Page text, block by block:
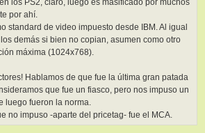
los PS2, claro, luego es masificado por muchos
por ahí.
standard de video impuesto desde IBM. Al igual
demás si bien no copian, asumen como otro
máxima (1024x768).
Hablamos de que fue la última gran patada
que fue un fiasco, pero nos impuso un
luego fueron la norma.
no impuso -aparte del pricetag- fue el MCA.